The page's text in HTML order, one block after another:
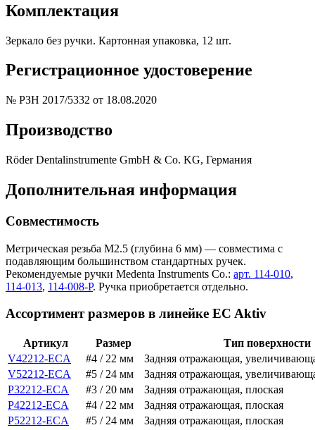
Комплектация
Зеркало без ручки. Картонная упаковка, 12 шт.
Регистрационное удостоверение
№ РЗН 2017/5332 от 18.08.2020
Производство
Röder Dentalinstrumente GmbH & Co. KG, Германия
Дополнительная информация
Совместимость
Метрическая резьба M2.5 (глубина 6 мм) — совместима с
подавляющим большинством стандартных ручек.
Рекомендуемые ручки Medenta Instruments Co.: арт. 114-010,
114-013, 114-008-P. Ручка приобретается отдельно.
Ассортимент размеров в линейке EC Aktiv
Артикул Размер
Тип поверхности
V42212-ECA
#4 / 22 мм
Задняя отражающая,
V52212-ECA
#5 / 24 мм
Задняя отражающая,
P32212-ECA
#3 / 20 мм
Задняя отражающая, плоская
P42212-ECA
#4 / 22 мм
Задняя отражающая, плоская
P52212-ECA
#5 / 24 мм Задняя отражающая, плоская